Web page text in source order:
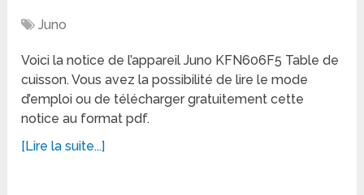
Juno
Voici la notice de l’appareil Juno KFN606F5 Table de
cuisson. Vous avez la possibilité de lire le mode
d’emploi ou de télécharger gratuitement cette
notice au format pdf.
[Lire la suite...]